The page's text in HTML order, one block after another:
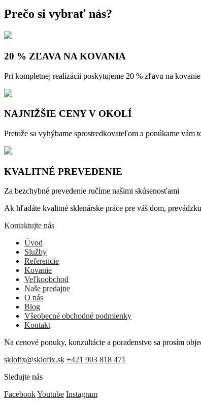
Prečo si vybrať nás?
20 % ZĽAVA NA KOVANIA
Pri kompletnej realízácii poskytujeme 20 % zľavu na kovanie
NAJNIŽŠIE CENY V OKOLÍ
Pretože sa vyhýbame sprostredkovateľom a ponúkame vám
KVALITNÉ PREVEDENIE
Za bezchybné prevedenie ručíme našimi skúsenosťami
Ak hľadáte kvalitné sklenárske práce pre váš dom,
Kontaktujte nás
Úvod
Služby
Referencie
Kovanie
Veľkoobchod
Naše predajne
O nás
Blog
Všeobecné obchodné podmienky
Kontakt
Na cenové ponuky, konzultácie a poradenstvo sa prosím
sklofix@sklofix.sk +421 903 818 471
Sledujte nás
FacebookYoutube Instagram